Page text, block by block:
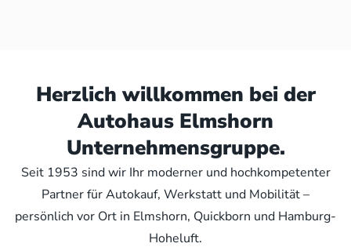
Herzlich willkommen bei der
Autohaus Elmshorn
Unternehmensgruppe.
Seit 1953 sind wir Ihr moderner und hochkompetenter
Partner für Autokauf, Werkstatt und Mobilität –
persönlich vor Ort in Elmshorn, Quickborn und Hamburg-
Hoheluft.